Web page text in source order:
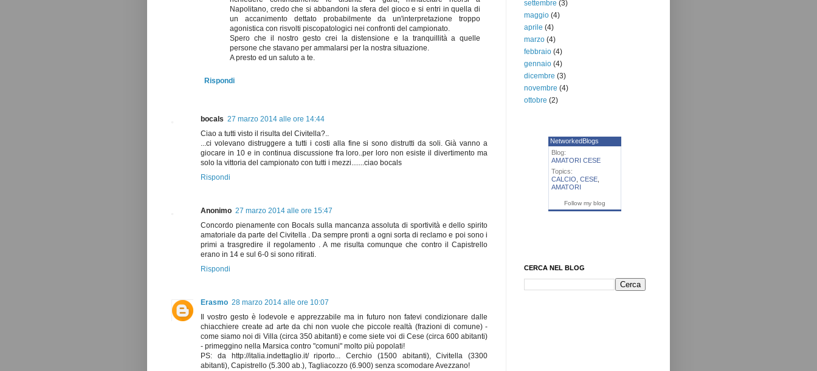
Napolitano, credo che si abbandoni la sfera del gioco e si entri in quella di
un accanimento dettato probabilmente da un'interpretazione troppo
agonistica con risvolti piscopatologici nei confronti del campionato.
Spero che il nostro gesto crei la distensione e la tranquillità a quelle
persone che stavano per ammalarsi per la nostra situazione.
A presto ed un saluto a te.
Rispondi
bocals 27 marzo 2014 alle ore 14:44
Ciao a tutti visto il risulta del Civitella?..
...ci volevano distruggere a tutti i costi alla fine si sono distrutti da soli. Già vanno a
giocare in 10 e in continua discussione fra loro..per loro non esiste il divertimento ma
solo la vittoria del campionato con tutti i mezzi.......ciao bocals
Rispondi
Anonimo 27 marzo 2014 alle ore 15:47
Concordo pienamente con Bocals sulla mancanza assoluta di sportività e dello spirito
amatoriale da parte del Civitella . Da sempre pronti a ogni sorta di reclamo e poi sono i
primi a trasgredire il regolamento . A me risulta comunque che contro il Capistrello
erano in 14 e sul 6-0 si sono ritirati.
Rispondi
Erasmo 28 marzo 2014 alle ore 10:07
Il vostro gesto è lodevole e apprezzabile ma in futuro non fatevi condizionare dalle
chiacchiere create ad arte da chi non vuole che piccole realtà (frazioni di comune) -
come siamo noi di Villa (circa 350 abitanti) e come siete voi di Cese (circa 600 abitanti)
- primeggino nella Marsica contro "comuni" molto più popolati!
PS: da http://italia.indettaglio.it/ riporto... Cerchio (1500 abitanti), Civitella (3300
abitanti), Capistrello (5.300 ab.), Tagliacozzo (6.900) senza scomodare Avezzano!
settembre (3)
maggio (4)
aprile (4)
marzo (4)
febbraio (4)
gennaio (4)
dicembre (3)
novembre (4)
ottobre (2)
NetworkedBlogs
Blog:
AMATORI CESE
Topics:
CALCIO CESE
AMATORI
Follow my blog
CERCA NEL BLOG